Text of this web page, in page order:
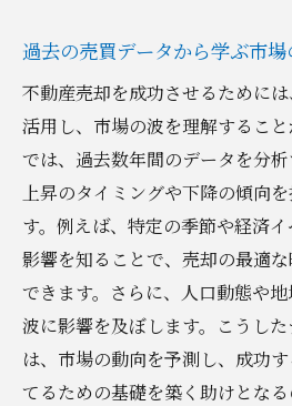
価格設定に影響を与え
価格設定から見える買
売却タイミングが成功を
市の市場分析
最適な売却時期を見極
季節ごとの売却チャン
経済指標が示す売却タ
市場が活発化する瞬間
売却タイミングが価格
タイミングを活かした
過去の売買データから学ぶ市場
不動産売却を成功させるために
活用し、市場の波を理解するこ
では、過去数年間のデータを分
上昇のタイミングや下降の傾向
す。例えば、特定の季節や経済
影響を知ることで、売却の最適
できます。さらに、人口動態や
波に影響を及ぼします。こうし
は、市場の動向を予測し、成功
てるための基礎を築く助けとなる